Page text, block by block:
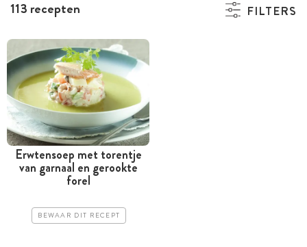
113 recepten FILTERS
Erwtensoep met torentje
van garnaal en gerookte
forel
BEWAAR DIT RECEPT